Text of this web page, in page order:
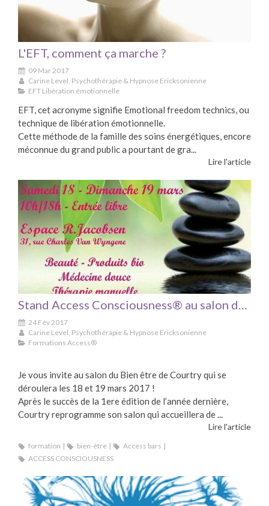
L'EFT, comment ça marche ?
09 Mar 2017
Carine Level, Psychothérapie & Hypnose Ericksonienne
EFT Libération émotionnelle
EFT, cet acronyme signifie Emotional freedom technics, ou
technique de libération émotionnelle.
Cette méthode de la famille des soins énergétiques, encore
méconnue du grand public a pourtant de gra...
Lire l'article
Stand Access Consciousness® au salon du bien-être à Courtry les 18 et 19 mars 2017
24 Fév 2017
Carine Level, Psychothérapie & Hypnose Ericksonienne
Formations Access®
Je vous invite au salon du Bien être de Courtry qui se
déroulera les 18 et 19 mars 2017 !
Après le succès de la 1ere édition de l’année dernière,
Courtry reprogramme son salon qui accueillera de ...
Lire l'article
formation bien-être
Access bars
ACCESS CONSCIOUSNESS